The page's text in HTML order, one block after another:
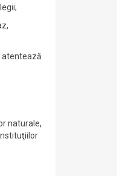
atentează
naturale,